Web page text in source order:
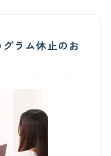
グラム休止のお